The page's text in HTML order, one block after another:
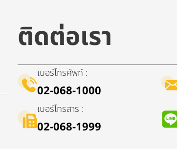
ติดต่อเรา
เบอร์โทรศัพท์ :
02-068-1000
เบอร์โทรสาร :
02-068-1999